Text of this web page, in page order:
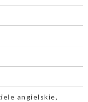
angielskie,